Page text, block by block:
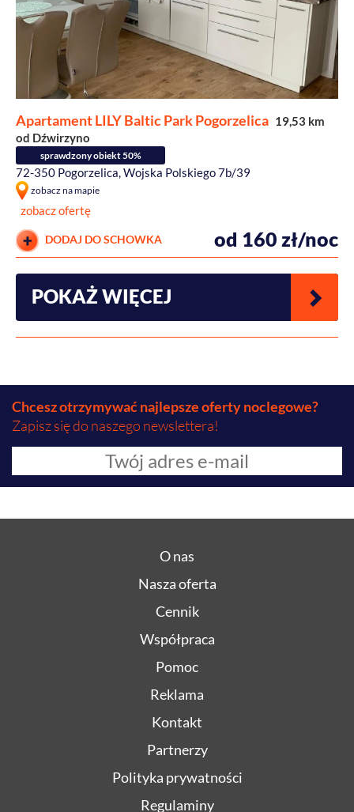
Apartament LILY Baltic Park Pogorzelica 19,53 km
od Dźwirzyno
sprawdzony obiekt 50%
72-350 Pogorzelica, Wojska Polskiego 7b/39
zobacz na mapie
zobacz ofertę
DODAJ DO SCHOWKA od 160 zł/noc
POKAŻ WIĘCEJ
Chcesz otrzymywać najlepsze oferty noclegowe?
Zapisz się do naszego newslettera!
O nas
Nasza oferta
Cennik
Współpraca
Pomoc
Reklama
Kontakt
Partnerzy
Polityka prywatności
Regulaminy